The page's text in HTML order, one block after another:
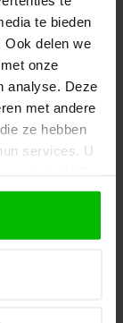
te bieden
Ook delen we
onze
analyse. Deze
met andere
ze hebben
services. U
kiest voor
het
jouw
halen. Wij
wanneer
is.